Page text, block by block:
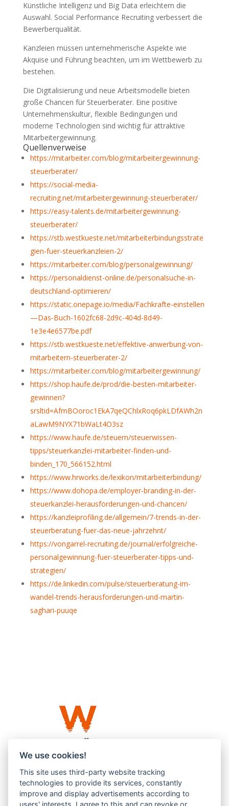
Künstliche Intelligenz und Big Data erleichtern die
Auswahl. Social Performance Recruiting verbessert die
Bewerberqualität.
Kanzleien müssen unternehmerische Aspekte wie
Akquise und Führung beachten, um im Wettbewerb zu
bestehen.
Die Digitalisierung und neue Arbeitsmodelle bieten
große Chancen für Steuerberater. Eine positive
Unternehmenskultur, flexible Bedingungen und
moderne Technologien sind wichtig für attraktive
Mitarbeitergewinnung.
Quellenverweise
https://mitarbeiter.com/blog/mitarbeitergewinnung-
steuerberater/
https://social-media-
recruiting.net/mitarbeitergewinnung-steuerberater/
https://easy-talents.de/mitarbeitergewinnung-
steuerberater/
https://stb.westkueste.net/mitarbeiterbindungsstrate
gien-fuer-steuerkanzleien-2/
https://mitarbeiter.com/blog/personalgewinnung/
https://personaldienst-online.de/personalsuche-in-
deutschland-optimieren/
https://static.onepage.io/media/Fachkrafte-einstellen
—Das-Buch-1602fc68-2d9c-404d-8d49-
1e3e4e6577be.pdf
https://stb.westkueste.net/effektive-anwerbung-von-
mitarbeitern-steuerberater-2/
https://mitarbeiter.com/blog/mitarbeitergewinnung/
https://shop.haufe.de/prod/die-besten-mitarbeiter-
gewinnen?
srsltid=AfmBOoroc1EkA7qeQChlxRoq6pkLDfAWh2n
aLawM9NYX71bWaLt4O3sz
https://www.haufe.de/steuern/steuerwissen-
tipps/steuerkanzlei-mitarbeiter-finden-und-
binden_170_566152.html
https://www.hrworks.de/lexikon/mitarbeiterbindung/
https://www.dohopa.de/employer-branding-in-der-
steuerkanzlei-herausforderungen-und-chancen/
https://kanzleiprofiling.de/allgemein/7-trends-in-der-
steuerberatung-fuer-das-neue-jahrzehnt/
https://vongarrel-recruiting.de/journal/erfolgreiche-
personalgewinnung-fuer-steuerberater-tipps-und-
strategien/
https://de.linkedin.com/pulse/steuerberatung-im-
wandel-trends-herausforderungen-und-martin-
saghari-puuqe
Westküste UG (haftungsbeschränkt)
Menzlingen 14 B
We use cookies!
This site uses third-party website tracking
technologies to provide its services, constantly
improve and display advertisements according to